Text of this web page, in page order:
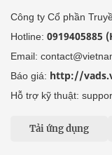
Công ty Cổ phần
Hotline: 0919405885
Email:
Báo giá: http://
Hỗ trợ kỹ thuật:
Tải ứng dụng